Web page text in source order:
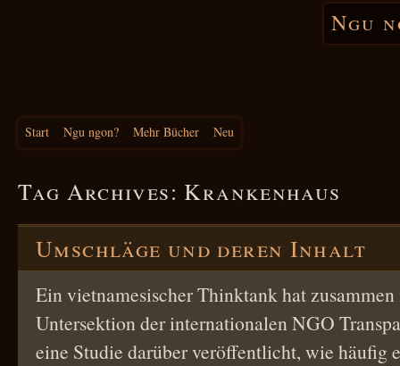
Ngu
Start Ngu ngon? Mehr Bücher Neu
Tag Archives: Krankenhaus
Umschläge und deren Inhalt
Ein vietnamesischer Thinktank hat
Untersektion der internationalen NGO
eine Studie darüber veröffentlicht, wie häufig